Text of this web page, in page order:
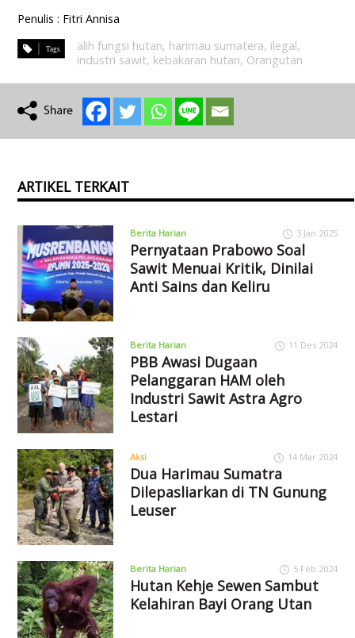
Penulis : Fitri Annisa
alih fungsi hutan, harimau sumatera, ilegal,
industri sawit, kebakaran hutan, Orangutan
ARTIKEL TERKAIT
Berita Harian 3 Jan 2025
Pernyataan Prabowo Soal
Sawit Menuai Kritik, Dinilai
Anti Sains dan Keliru
Berita Harian 11 Des 2024
PBB Awasi Dugaan
Pelanggaran HAM oleh
Industri Sawit Astra Agro
Lestari
Aksi 14 Mar 2024
Dua Harimau Sumatra
Dilepasliarkan di TN Gunung
Leuser
Berita Harian 5 Feb 2024
Hutan Kehje Sewen Sambut
Kelahiran Bayi Orang Utan